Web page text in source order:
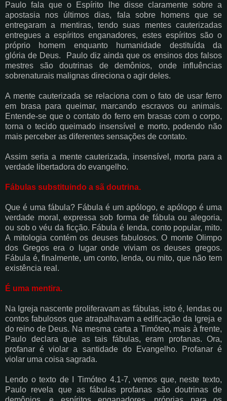
Paulo fala que o Espírito lhe disse claramente sobre a
apostasia nos últimos dias, fala sobre
homens que se
entregaram a mentiras, tendo suas mentes cauterizadas
entregues a espíritosenganadores, estes espíritos são o
próprio homem enquanto humanidade destituída da
glóriade Deus. Paulo diz ainda que os ensinos dos falsos
mestres são doutrinas de demônios, onde influências
sobrenaturais malignas direciona o agir deles.
A mente cauterizada se relaciona com o fato de usar ferro
em brasa para queimar, marcando escravos ou animais.
Entende-se que o contato do ferro em brasas com o corpo,
torna o tecidoqueimado insensível e morto, podendo não
mais perceber as diferentes sensações de contato.
Assim seria a mente cauterizada, insensível, morta para a
verdade libertadora do evangelho.
Fábulas substituindo a sã doutrina.
Que é uma fábula? Fábula é um apólogo, e apólogo é uma
verdade moral, expressa sob formade fábula ou alegoria,
ou sob o véu da ficção. Fábula é lenda, conto popular, mito.
A mitologia contém os deuses fabulosos. O monte Olimpo
dos Gregos era o lugar onde viviam os deuses gregos.
Fábula é, finalmente, um conto, lenda, ou mito, que não tem
existência real.
É uma mentira.
Na Igreja nascente proliferavam as fábulas, isto é, lendas ou
contos fabulosos que atrapalhavam a edificação da Igreja e
do reino de Deus. Na mesma carta a Timóteo, mais à frente,
Paulo declara que as tais fábulas, eram profanas. Ora,
profanar é violar a santidade do
Evangelho. Profanar é
violar uma coisa sagrada.
Lendo o texto de I Timóteo 4.1-7, vemos que, neste texto,
Paulo revela que as fábulas profanas são doutrinas de